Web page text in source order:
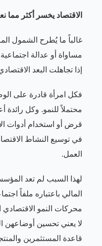
الاقتصاد يخسر أكثر مما
غالباً ما يُطرح الشمول
مساواة أو عدالة
إذا تجاهلت البعد
فكل امرأة قادرة على
محتملاً للنمو. وكل
قرض أو استخدام أدوات
في توسيع النشاط
العمل.
لهذا السبب لم تعد
المالي باعتباره ملفاً
محركات النمو الاقتصادي
لا يعني تحسين أوضاعهن
قاعدة المستثمرين